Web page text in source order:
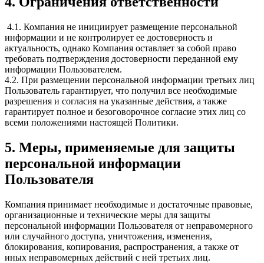
4.1. Компания не инициирует размещение персональной
информации и не контролирует ее достоверность и
актуальность, однако Компания оставляет за собой право
требовать подтверждения достоверности переданной ему
информации Пользователем.
4.2. При размещении персональной информации третьих лиц
Пользователь гарантирует, что получил все необходимые
разрешения и согласия на указанные действия, а также
гарантирует полное и безоговорочное согласие этих лиц со
всеми положениями настоящей Политики.
5. Меры, применяемые для защиты
персональной информации
Пользователя
Компания принимает необходимые и достаточные правовые,
организационные и технические меры для защиты
персональной информации Пользователя от неправомерного
или случайного доступа, уничтожения, изменения,
блокирования, копирования, распространения, а также от
иных неправомерных действий с ней третьих лиц.